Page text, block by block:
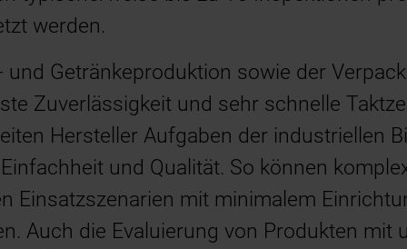
werden.
und Getränkeproduktion sowie der
Zuverlässigkeit und sehr schnelle
Hersteller Aufgaben der industriellen
und Qualität. So können
Einsatzszenarien mit minimalem
Auch die Evaluierung von Produkten mit